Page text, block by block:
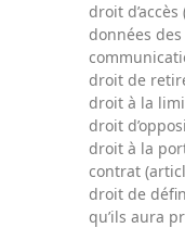
droit
données
droit de
droit à la
droit
droit à la
contrat
droit de
qu’ils aura